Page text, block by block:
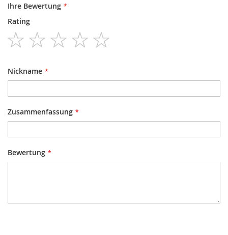
Ihre Bewertung
Rating
1
star
2
stars
3
stars
4
stars
Nickname
Zusammenfassung
Bewertung